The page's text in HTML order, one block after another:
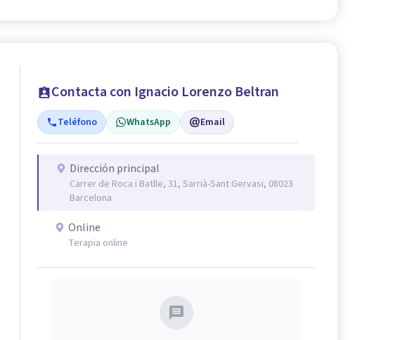
Contacta con Ignacio Lorenzo Beltran
Teléfono WhatsApp Email
Dirección principal
Carrer de Roca i Batlle, 31, Sarrià-Sant Gervasi, 08023
Barcelona
Online
Terapia online